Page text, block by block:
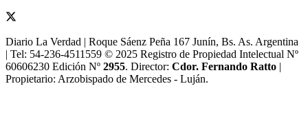
Diario La Verdad | Roque Sáenz Peña 167 Junín, Bs. As. Argentina
| Tel: 54-236-4511559 © 2025 Registro de Propiedad Intelectual Nº
60606230 Edición Nº 2955. Director:​ Cdor. Fernando Ratto |
Propietario:​ Arzobispado de Mercedes - Luján.